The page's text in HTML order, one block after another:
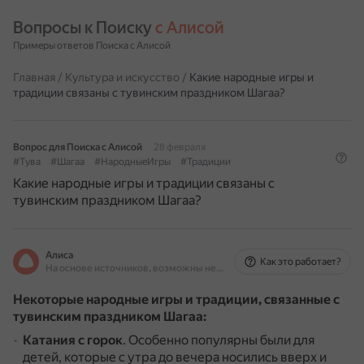
Вопросы к Поиску с Алисой
Примеры ответов Поиска с Алисой
Главная / Культура и искусство / Какие народные игры и
традиции связаны с тувинским праздником Шагаа?
Вопрос для Поиска с Алисой
28 февраля
#Тува
#Шагаа #НародныеИгры #Традиции
Какие народные игры и традиции связаны с
тувинским праздником Шагаа?
Алиса
На основе источников, возможны неточности
Как это работает?
Некоторые народные игры и традиции, связанные с
тувинским праздником Шагаа:
Катания с горок. Особенно популярны были для
детей, которые с утра до вечера носились вверх и